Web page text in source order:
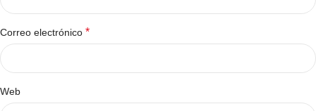
Correo electrónico *
Web